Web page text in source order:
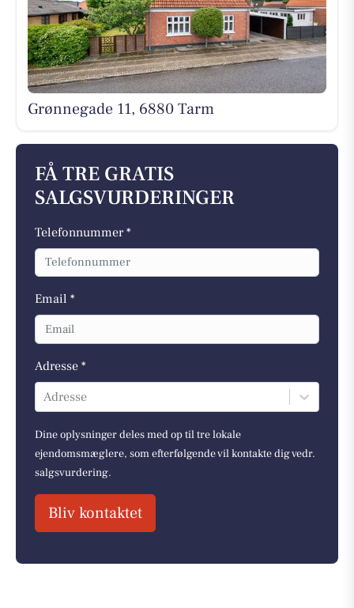
Grønnegade 11, 6880 Tarm
FÅ TRE GRATIS
SALGSVURDERINGER
Telefonnummer *
Email *
Adresse *
Adresse
Dine oplysninger deles med op til tre lokale
ejendomsmæglere, som efterfølgende vil kontakte dig vedr.
salgsvurdering.
Bliv kontaktet